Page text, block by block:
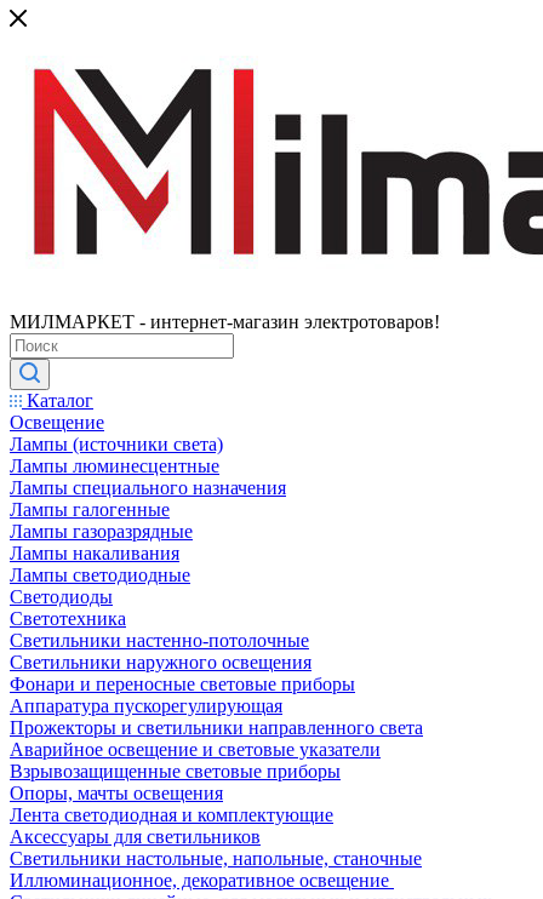
МИЛМАРКЕТ - интернет-магазин электротоваров!
Каталог
Освещение
Лампы (источники света)
Лампы люминесцентные
Лампы специального назначения
Лампы галогенные
Лампы газоразрядные
Лампы накаливания
Лампы светодиодные
Светодиоды
Светотехника
Светильники настенно-потолочные
Светильники наружного освещения
Фонари и переносные световые приборы
Аппаратура пускорегулирующая
Прожекторы и светильники направленного света
Аварийное освещение и световые указатели
Взрывозащищенные световые приборы
Опоры, мачты освещения
Лента светодиодная и комплектующие
Аксессуары для светильников
Светильники настольные, напольные, станочные
Иллюминационное, декоративное освещение